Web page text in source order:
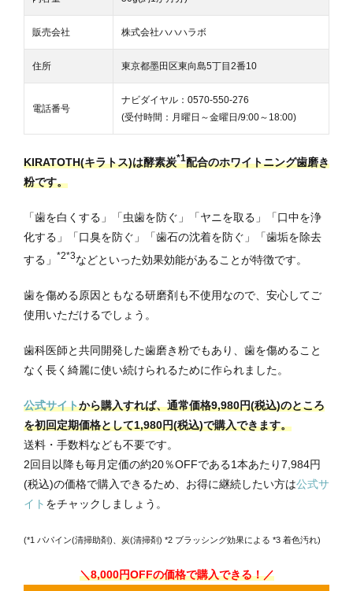
販売会社 株式会社ハハハラボ
住所 東京都墨田区東向島5丁目2番10
電話番号
ナビダイヤル：0570-550-276
(受付時間：月曜日～金曜日/9:00～18:00)
KIRATOTH(キラトス)は酵素炭*1配合のホワイトニング歯磨き
粉です。
「歯を白くする」「虫歯を防ぐ」「ヤニを取る」「口中を浄
化する」「口臭を防ぐ」「歯石の沈着を防ぐ」「歯垢を除去
する」
*2*3などといった効果効能があることが特徴です。
歯を傷める原因ともなる研磨剤も不使用なので、安心してご
使用いただけるでしょう。
歯科医師と共同開発した歯磨き粉でもあり、歯を傷めること
なく長く綺麗に使い続けられるために作られました。
公式サイトから購入すれば、通常価格9,980円(税込)のところ
を初回定期価格として1,980円(税込)で購入できます。
送料・手数料なども不要です。
2回目以降も毎月定価の約20％OFFである1本あたり7,984円
(税込)の価格で購入できるため、お得に継続したい方は公式サ
イト をチャックしましょう。
(*1 パパイン(清掃助剤)、炭(清掃剤) *2 ブラッシング効果による *3 着色汚れ)
＼8,000円OFFの価格で購入できる！／